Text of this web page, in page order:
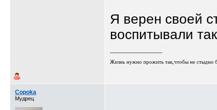
Я верен своей
воспитывали
Жизнь нужно прожить так,чтобы не стыдно
Copoka
Мудрец